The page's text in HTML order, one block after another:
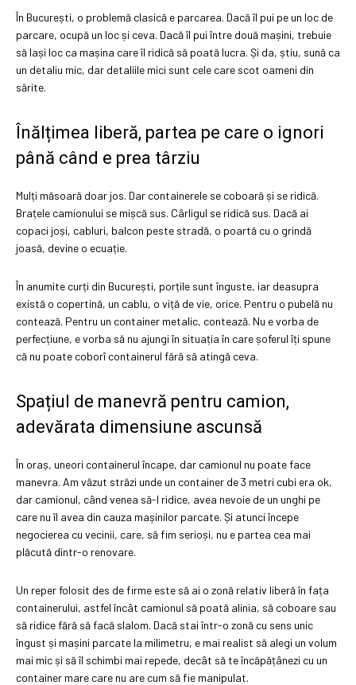
În București, o problemă clasică e parcarea. Dacă îl pui pe un loc de
parcare, ocupă un loc și ceva. Dacă îl pui între două mașini, trebuie
să lași loc ca mașina care îl ridică să poată lucra. Și da, știu, sună ca
un detaliu mic, dar detaliile mici sunt cele care scot oameni din
sărite.
Înălțimea liberă, partea pe care o ignori
până când e prea târziu
Mulți măsoară doar jos. Dar containerele se coboară și se ridică.
Brațele camionului se mișcă sus. Cârligul se ridică sus. Dacă ai
copaci joși, cabluri, balcon peste stradă, o poartă cu o grindă
joasă, devine o ecuație.
În anumite curți din București, porțile sunt înguste, iar deasupra
există o copertină, un cablu, o viță de vie, orice. Pentru o pubelă nu
contează. Pentru un container metalic, contează. Nu e vorba de
perfecțiune, e vorba să nu ajungi în situația în care șoferul îți spune
că nu poate coborî containerul fără să atingă ceva.
Spațiul de manevră pentru camion,
adevărata dimensiune ascunsă
În oraș, uneori containerul încape, dar camionul nu poate face
manevra. Am văzut străzi unde un container de 3 metri cubi era ok,
dar camionul, când venea să-l ridice, avea nevoie de un unghi pe
care nu îl avea din cauza mașinilor parcate. Și atunci începe
negocierea cu vecinii, care, să fim serioși, nu e partea cea mai
plăcută dintr-o renovare.
Un reper folosit des de firme este să ai o zonă relativ liberă în fața
containerului, astfel încât camionul să poată alinia, să coboare sau
să ridice fără să facă slalom. Dacă stai într-o zonă cu sens unic
îngust și mașini parcate la milimetru, e mai realist să alegi un volum
mai mic și să îl schimbi mai repede, decât să te încăpățânezi cu un
container mare care nu are cum să fie manipulat.